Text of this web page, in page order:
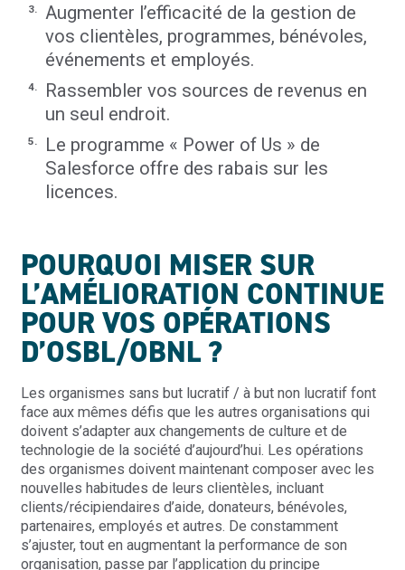
Augmenter l’efficacité de la gestion de
vos clientèles, programmes, bénévoles,
événements et employés.
Rassembler vos sources de revenus en
un seul endroit.
Le programme « Power of Us » de
Salesforce offre des rabais sur les
licences.
POURQUOI MISER SUR
L’AMÉLIORATION CONTINUE
POUR VOS OPÉRATIONS
D’OSBL/OBNL ?
Les organismes sans but lucratif / à but non lucratif font
face aux mêmes défis que les autres organisations qui
doivent s’adapter aux changements de culture et de
technologie de la société d’aujourd’hui. Les opérations
des organismes doivent maintenant composer avec les
nouvelles habitudes de leurs clientèles, incluant
clients/récipiendaires d’aide, donateurs, bénévoles,
partenaires, employés et autres. De constamment
s’ajuster, tout en augmentant la performance de son
organisation, passe par l’application du principe